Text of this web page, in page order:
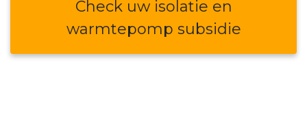
Check uw isolatie en
warmtepomp subsidie